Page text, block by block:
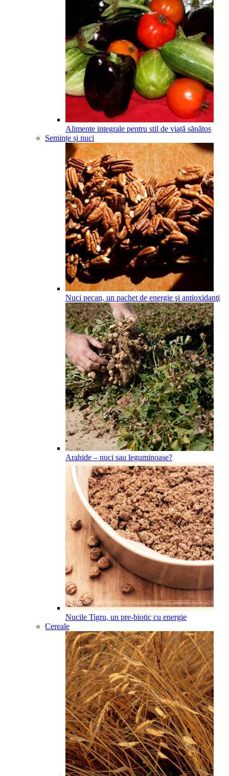
Alimente integrale pentru stil de viață sănătos
Semințe și nuci
Nuci pecan, un pachet de energie şi antioxidanţi
Arahide – nuci sau leguminoase?
Nucile Tigru, un pre-biotic cu energie
Cereale